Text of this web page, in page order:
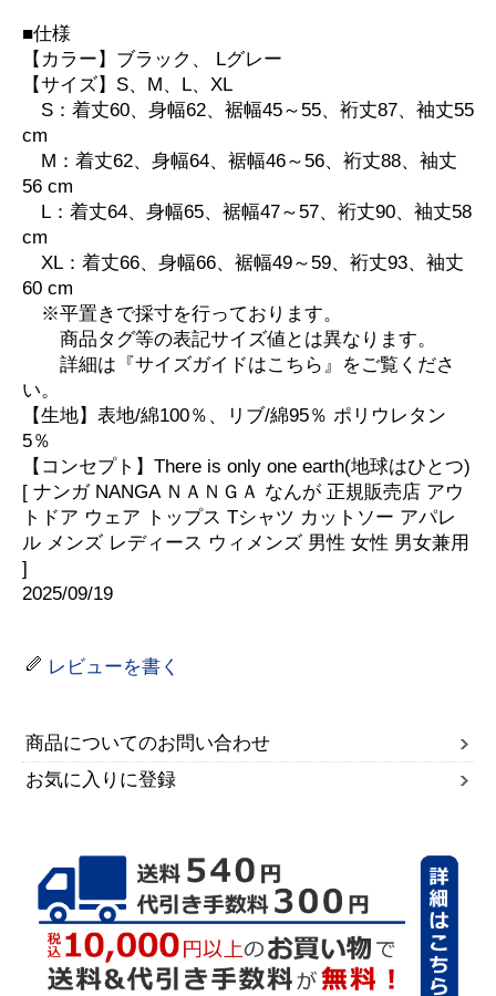
■仕様
【カラー】ブラック、 Lグレー
【サイズ】S、M、L、XL
S：着丈60、身幅62、裾幅45～55、裄丈87、袖丈55
cm
M：着丈62、身幅64、裾幅46～56、裄丈88、袖丈
56 cm
L：着丈64、身幅65、裾幅47～57、裄丈90、袖丈58
cm
XL：着丈66、身幅66、裾幅49～59、裄丈93、袖丈
60 cm
※平置きで採寸を行っております。
商品タグ等の表記サイズ値とは異なります。
詳細は『サイズガイドはこちら』をご覧くださ
い。
【生地】表地/綿100％、リブ/綿95％ ポリウレタン
5％
【コンセプト】There is only one earth(地球はひとつ)
[ ナンガ NANGA ＮＡＮＧＡ なんが 正規販売店 アウ
トドア ウェア トップス Tシャツ カットソー アパレ
ル メンズ レディース ウィメンズ 男性 女性 男女兼用
]
2025/09/19
レビューを書く
商品についてのお問い合わせ
お気に入りに登録